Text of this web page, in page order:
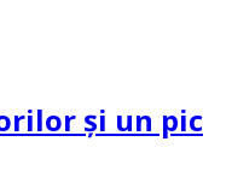
și un pic